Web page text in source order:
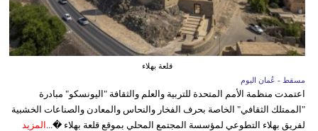
قلعة بهلاء
مسقط - عُمان اليوم
اعتمدت منظمة الأمم المتحدة للتربية والعلم والثقافة "اليونسكو" مبادرة
"الممتلك الثقافي" الخاصة بحرف الفخار والنحاس والمعادن والصناعات الخشبية
لفريق بهلاء التطوعي لمؤسسة المجتمع المحلي بموقع قلعة بهلاء �... المزيد